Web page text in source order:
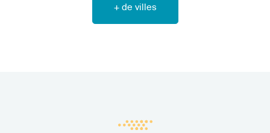
+ de villes